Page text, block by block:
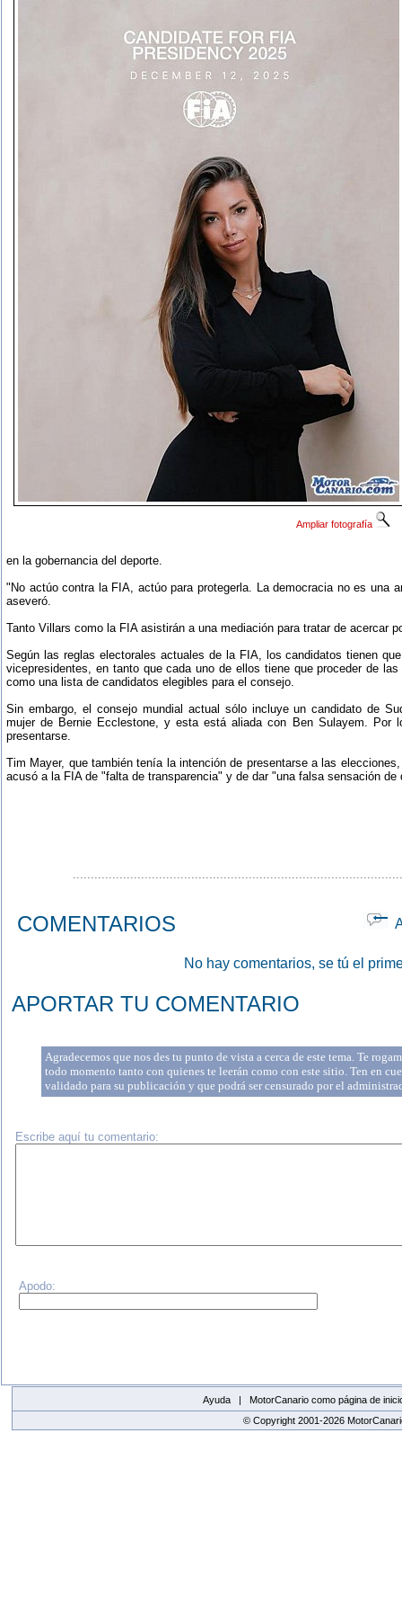
Ampliar fotografía
en la gobernancia del deporte.
"No actúo contra la FIA, actúo para protegerla. La democracia no es una
aseveró.
Tanto Villars como la FIA asistirán a una mediación para tratar de acercar
Según las reglas electorales actuales de la FIA, los candidatos tienen
vicepresidentes, en tanto que cada uno de ellos tiene que proceder de
como una lista de candidatos elegibles para el consejo.
Sin embargo, el consejo mundial actual sólo incluye un candidato de
mujer de Bernie Ecclestone, y esta está aliada con Ben Sulayem. Por
presentarse.
Tim Mayer, que también tenía la intención de presentarse a las
acusó a la FIA de "falta de transparencia" y de dar "una falsa sensación
COMENTARIOS
No hay comentarios, se tú el
APORTAR TU COMENTARIO
Agradecemos que nos des tu punto de vista a cerca de este tema. Te
todo momento tanto con quienes te leerán como con este sitio. Ten en
validado para su publicación y que podrá ser censurado por el
Escribe aquí tu comentario:
Apodo:
Ayuda |
MotorCanario como página de
© Copyright 2001-2026